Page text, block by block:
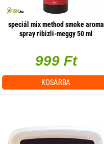
speciál mix method smoke aroma
spray ribizli-meggy 50 ml
999 Ft
KOSÁRBA